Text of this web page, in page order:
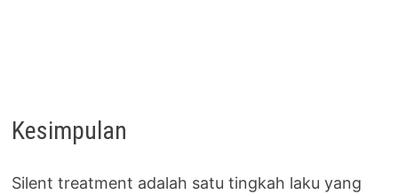
Kesimpulan
Silent treatment adalah satu tingkah laku yang